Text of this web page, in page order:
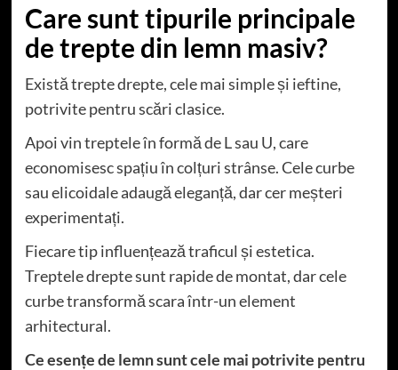
Care sunt tipurile principale
de trepte din lemn masiv?
Există trepte drepte, cele mai simple și ieftine,
potrivite pentru scări clasice.
Apoi vin treptele în formă de L sau U, care
economisesc spațiu în colțuri strânse. Cele curbe
sau elicoidale adaugă eleganță, dar cer meșteri
experimentați.
Fiecare tip influențează traficul și estetica.
Treptele drepte sunt rapide de montat, dar cele
curbe transformă scara într-un element
arhitectural.
Ce esențe de lemn sunt cele mai potrivite pentru